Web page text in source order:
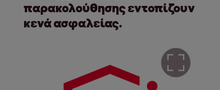
παρακολούθησης εντοπίζουν
κενά ασφαλείας.